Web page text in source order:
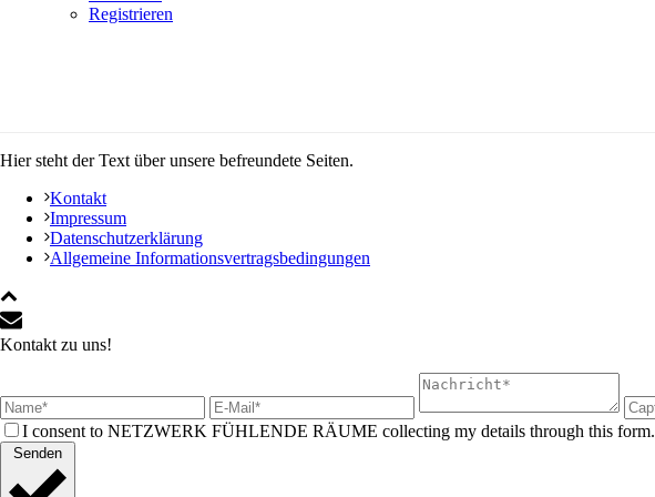
Registrieren
Hier steht der Text über unsere befreundete Seiten.
Kontakt
Impressum
Datenschutzerklärung
Allgemeine Informationsvertragsbedingungen
Kontakt zu uns!
I consent to NETZWERK FÜHLENDE RÄUME collecting my details through this form.
Senden